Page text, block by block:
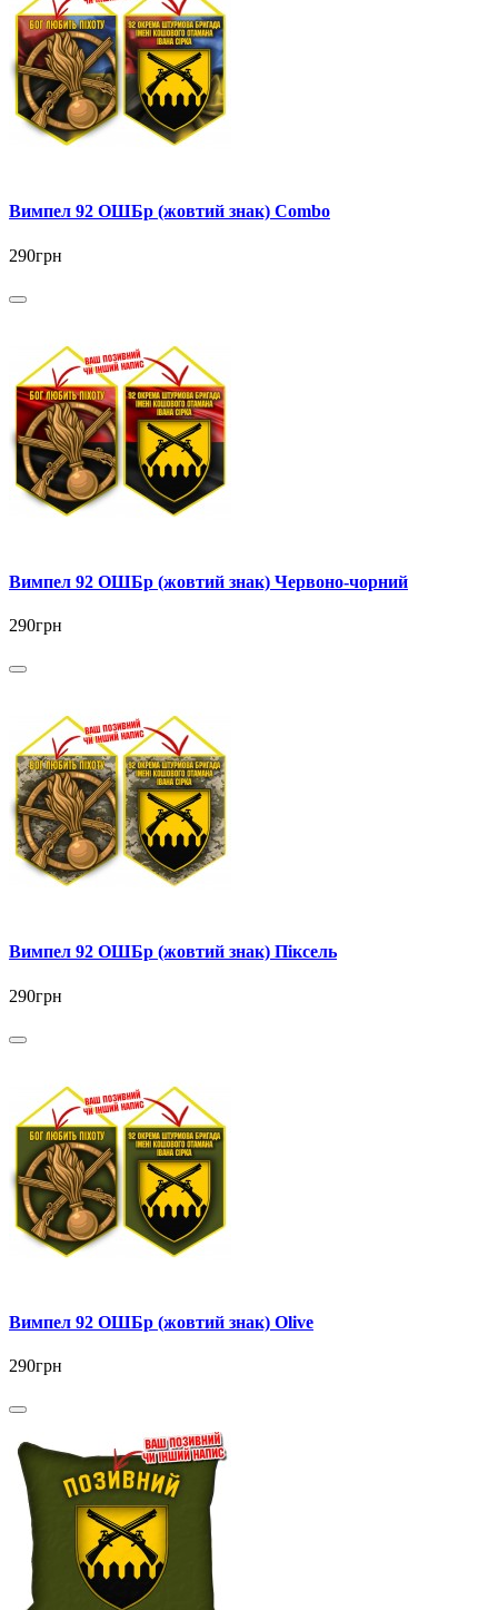
Вимпел 92 ОШБр (жовтий знак) Combo
290грн
Вимпел 92 ОШБр (жовтий знак) Червоно-чорний
290грн
Вимпел 92 ОШБр (жовтий знак) Піксель
290грн
Вимпел 92 ОШБр (жовтий знак) Olive
290грн